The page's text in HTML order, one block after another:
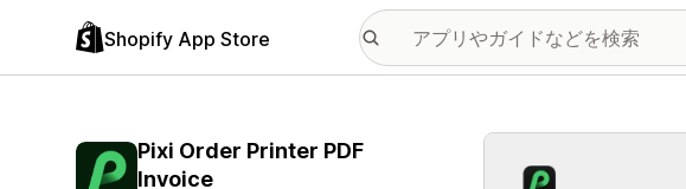
Shopify App Store
Pixi Order Printer PDF
Invoice
特集の画像ギャラリー